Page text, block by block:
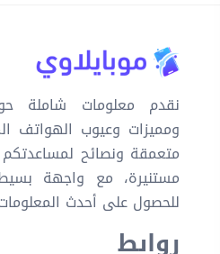
نقدم معلومات شاملة
ومميزات وعيوب الهواتف
متعمقة ونصائح
مستنيرة، مع واجهة
للحصول على أحدث
روابط